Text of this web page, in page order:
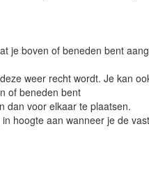
je boven of beneden bent
weer recht wordt. Je kan
of beneden bent
dan voor elkaar te plaatsen.
hoogte aan wanneer je de